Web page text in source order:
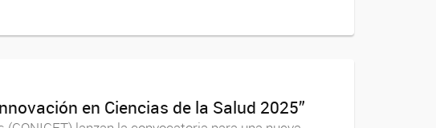
en Ciencias de la Salud 2025”